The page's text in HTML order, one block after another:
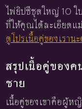
ไพ่ยิปซีชุดใหญ่ 10 ใ
ที่ให้คุณได้ละเอียดแ
ดูโปรเนื้อคู่ของเราน
สรุปเนื้อคู่ของ
ชาย
เนื้อคู่ของเขาคือผู้ห